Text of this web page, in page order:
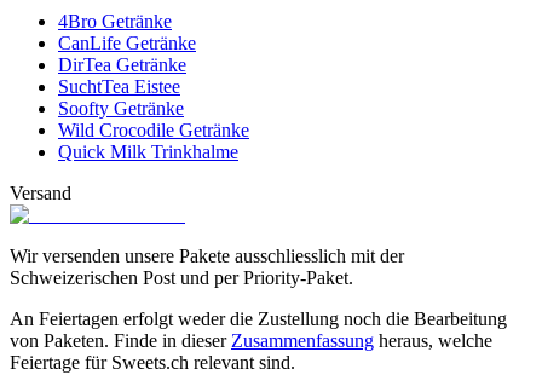
4Bro Getränke
CanLife Getränke
DirTea Getränke
SuchtTea Eistee
Soofty Getränke
Wild Crocodile Getränke
Quick Milk Trinkhalme
Versand
Wir versenden unsere Pakete ausschliesslich mit der
Schweizerischen Post und per Priority-Paket.
An Feiertagen erfolgt weder die Zustellung noch die Bearbeitung
von Paketen. Finde in dieser Zusammenfassung heraus, welche
Feiertage für Sweets.ch relevant sind.